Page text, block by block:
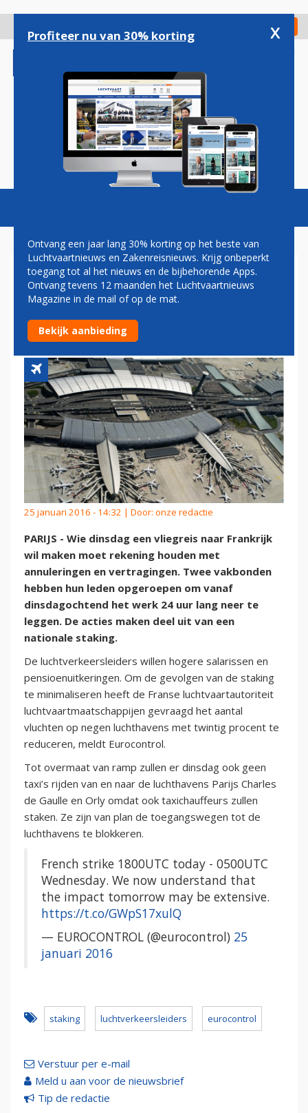
gaan
Check in
Magazine Podcasts Vacatures
FRANSE
LUCHTVERKEERSLEIDERS
LEGGEN HET WERK NEER
25 januari 2016 - 14:32 | Door: onze redactie
PARIJS - Wie dinsdag een vliegreis naar Frankrijk
wil maken moet rekening houden met
annuleringen en vertragingen. Twee vakbonden
hebben hun leden opgeroepen om vanaf
dinsdagochtend het werk 24 uur lang neer te
leggen. De acties maken deel uit van een
nationale staking.
De luchtverkeersleiders willen hogere salarissen en
pensioenuitkeringen. Om de gevolgen van de staking
te minimaliseren heeft de Franse luchtvaartautoriteit
luchtvaartmaatschappijen gevraagd het aantal
vluchten op negen luchthavens met twintig procent te
reduceren, meldt Eurocontrol.
Tot overmaat van ramp zullen er dinsdag ook geen
taxi’s rijden van en naar de luchthavens Parijs Charles
de Gaulle en Orly omdat ook taxichauffeurs zullen
staken. Ze zijn van plan de toegangswegen tot de
luchthavens te blokkeren.
French strike 1800UTC today - 0500UTC
Wednesday. We now understand that
the impact tomorrow may be extensive.
https://t.co/GWpS17xulQ
— EUROCONTROL (@eurocontrol) 25
januari 2016
staking luchtverkeersleiders eurocontrol
Verstuur per e-mail
Meld u aan voor de nieuwsbrief
Tip de redactie
Profiteer nu van 30% korting x
Ontvang een jaar lang 30% korting op het beste van
Luchtvaartnieuws en Zakenreisnieuws. Krijg onbeperkt
toegang tot al het nieuws en de bijbehorende Apps.
Ontvang tevens 12 maanden het Luchtvaartnieuws
Magazine in de mail of op de mat.
Bekijk aanbieding